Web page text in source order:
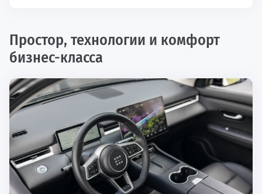
Простор, технологии и комфорт
бизнес-класса